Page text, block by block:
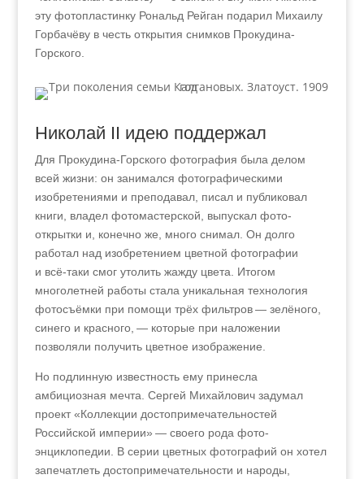
эту фотопластинку Рональд Рейган подарил Михаилу
Горбачёву в честь открытия снимков Прокудина-
Горского.
Николай II идею поддержал
Для Прокудина-Горского фотография была делом
всей жизни: он занимался фотографическими
изобретениями и преподавал, писал и публиковал
книги, владел фотомастерской, выпускал фото-
открытки и, конечно же, много снимал. Он долго
работал над изобретением цветной фотографии
и всё-таки смог утолить жажду цвета. Итогом
многолетней работы стала уникальная технология
фотосъёмки при помощи трёх фильтров — зелёного,
синего и красного, — которые при наложении
позволяли получить цветное изображение.
Но подлинную известность ему принесла
амбициозная мечта. Сергей Михайлович задумал
проект «Коллекции достопримечательностей
Российской империи» — своего рода фото-
энциклопедии. В серии цветных фотографий он хотел
запечатлеть достопримечательности и народы,